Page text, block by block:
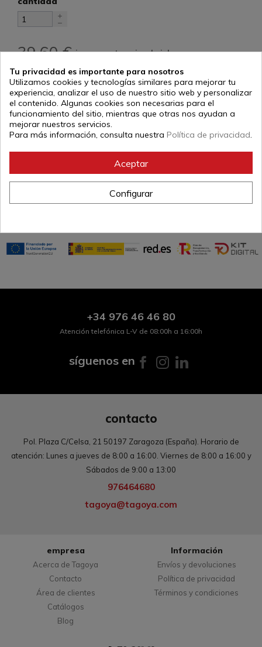
39,60 €impuestos incluidos
Añadir al carrito
descripción
Peto de PVC color negro, reforzado y relleno de espuma
inyectada para absorber mejor los impactos
Disponible en tallas S, M, L, XL
+34 976 46 46 80
Atención telefónica L-V de 08:00h a 16:00h
síguenos en
contacto
Pol. Plaza C/Celsa, 21 50197 Zaragoza (España). Horario de
atención: Lunes a jueves de 8:00 a 16:00. Viernes de 8:00 a 16:00 y
Sábados de 9:00 a 13:00
976464680
tagoya@tagoya.com
empresa
Acerca de Tagoya
Contacto
Área de clientes
Catálogos
Blog
Información
Envíos y devoluciones
Política de privacidad
Términos y condiciones
Tu privacidad es importante para nosotros
Utilizamos cookies y tecnologías similares para mejorar tu
experiencia, analizar el uso de nuestro sitio web y personalizar
el contenido. Algunas cookies son necesarias para el
funcionamiento del sitio, mientras que otras nos ayudan a
mejorar nuestros servicios.
Para más información, consulta nuestra Política de privacidad.
Aceptar
Configurar